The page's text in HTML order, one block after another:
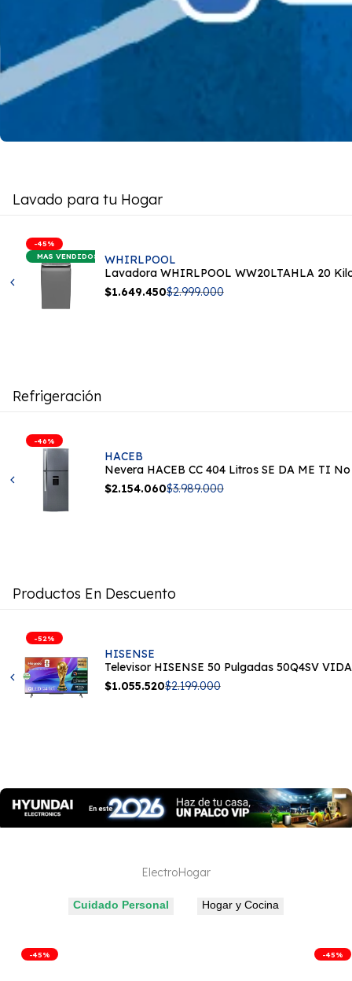
Lavado para tu Hogar
-45%
MAS VENDIDOS
Proveedor:
WHIRLPOOL
Lavadora WHIRLPOOL WW20LTAHLA 20
Precio
$1.649.450Precio
$2.999.000
Refrigeración
-46%
Proveedor:
HACEB
Nevera HACEB CC 404 Litros SE DA ME TI
Precio
$2.154.060Precio
$3.989.000
Productos En Descuento
-52%
Proveedor:
HISENSE
Televisor HISENSE 50 Pulgadas 50Q4SV
Precio
$1.055.520Precio
$2.199.000
ElectroHogar
Cuidado Personal Hogar y Cocina
-45% -45%